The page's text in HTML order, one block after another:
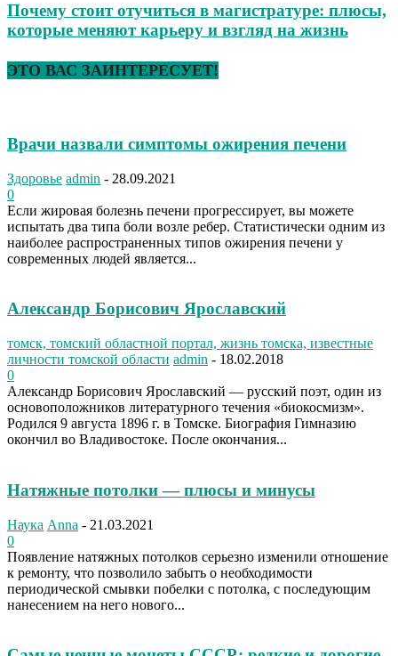
Почему стоит отучиться в магистратуре: плюсы,
которые меняют карьеру и взгляд на жизнь
ЭТО ВАС ЗАИНТЕРЕСУЕТ!
Врачи назвали симптомы ожирения печени
Здоровье admin - 28.09.2021
0
Если жировая болезнь печени прогрессирует, вы можете
испытать два типа боли возле ребер. Статистически одним из
наиболее распространенных типов ожирения печени у
современных людей является...
Александр Борисович Ярославский
томск, томский областной портал, жизнь томска, известные
личности томской области admin - 18.02.2018
0
Александр Борисович Ярославский — русский поэт, один из
основоположников литературного течения «биокосмизм».
Родился 9 августа 1896 г. в Томске. Биография Гимназию
окончил во Владивостоке. После окончания...
Натяжные потолки — плюсы и минусы
Наука Anna - 21.03.2021
0
Появление натяжных потолков серьезно изменили отношение
к ремонту, что позволило забыть о необходимости
периодической смывки побелки с потолка, с последующим
нанесением на него нового...